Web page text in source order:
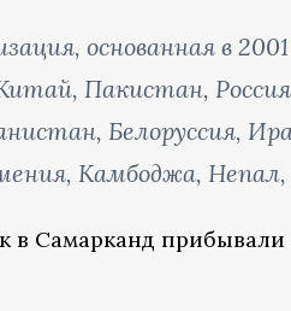
основанная в
Пакистан,
Белоруссия,
Камбоджа,
в Самарканд